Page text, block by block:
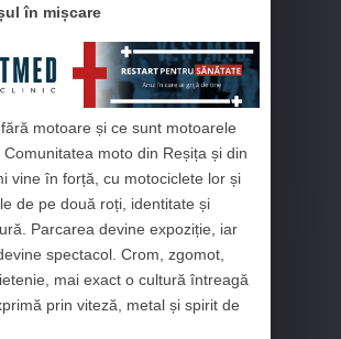
în mișcare
motoare și ce sunt motoarele
moto din Reșița și din
vine în forță, cu motociclete lor și
de pe două roți, identitate și
Parcarea devine expoziție, iar
spectacol. Crom, zgomot,
mai exact o cultură întreagă
prin viteză, metal și spirit de